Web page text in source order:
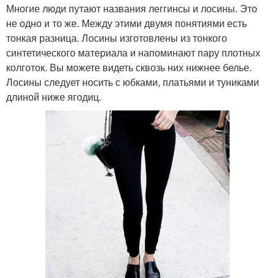
Многие люди путают названия леггинсы и лосины. Это
не одно и то же. Между этими двумя понятиями есть
тонкая разница. Лосины изготовлены из тонкого
синтетического материала и напоминают пару плотных
колготок. Вы можете видеть сквозь них нижнее белье.
Лосины следует носить с юбками, платьями и туниками
длиной ниже ягодиц.